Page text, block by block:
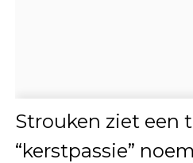
Strouken ziet een
“kerstpassie”